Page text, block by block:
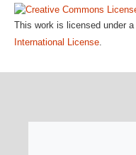
This work is licensed under a
International License.